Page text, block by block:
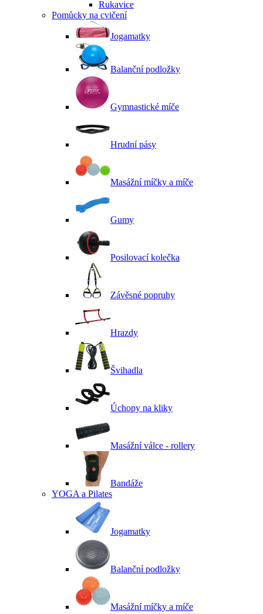
Rukavice
Pomůcky na cvičení
Jogamatky
Balanční podložky
Gymnastické míče
Hrudní pásy
Masážní míčky a míče
Gumy
Posilovací kolečka
Závěsné popruhy
Hrazdy
Švihadla
Úchopy na kliky
Masážní válce - rollery
Bandáže
YOGA a Pilates
Jogamatky
Balanční podložky
Masážní míčky a míče